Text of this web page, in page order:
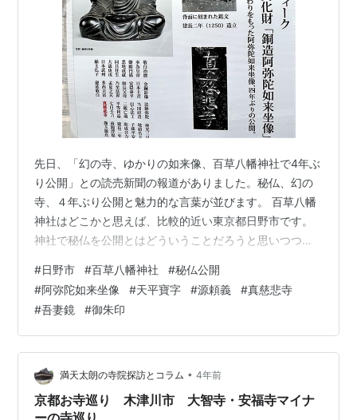
先日、「幻の寺、ゆかりの如来像、百草八幡神社で4年ぶ
り公開」との読売新聞の報道がありました。秘仏、幻の
寺、４年ぶり公開と魅力的な言葉が並びます。 百草八幡
神社はどこかと思えば、比較的近い東京都日野市です。
神社で秘仏を公開とはどういうことだろうと思いつつ、
所にあります。 「八幡神社の幟（のぼり）」の前に、秘
仏公開、幻の真慈悲寺の公開講座のポスターが貼ってあ
ります。 百草八幡神社の「八幡宮祭禮」の幟ポールで
す。 幟ポールの下の方に付いている狛犬です。 ここま
で、かなりの急坂を登ってきたのですが、まだ社殿へ
は、石段が何段も続きます。 尚も続きます…
#日野市 #百草八幡神社 #秘仏公開
#阿弥陀如来坐像 #天平寶字 #源頼義 #真慈悲寺
#吾妻鏡 #御朱印
満天太朗の寺院探訪とコラム • 4年前
京都お寺巡り 木津川市 大智寺・安福寺マイナ